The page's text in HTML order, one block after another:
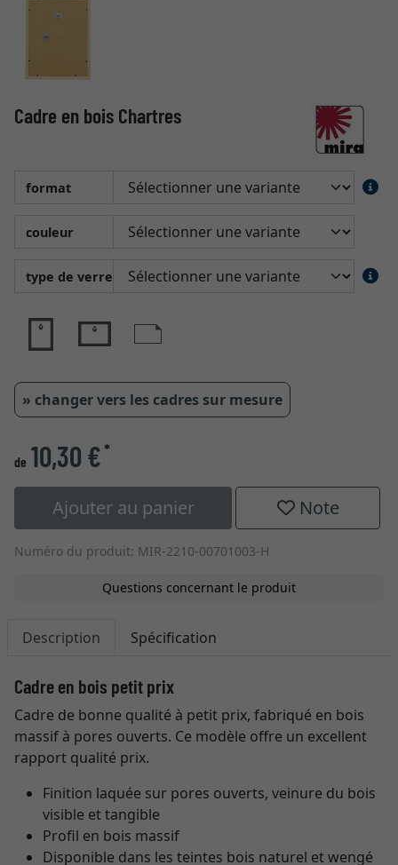
Cadre en bois Chartres
format
couleur
type de verre
» changer vers les cadres sur mesure
de 10,30 €*
Ajouter au panier Note
Numéro du produit: MIR-2210-00701003-H
Questions concernant le produit
Description Spécification
Cadre en bois petit prix
Cadre de bonne qualité à petit prix, fabriqué en bois
massif à pores ouverts. Ce modèle offre un excellent
rapport qualité prix.
Finition laquée sur pores ouverts, veinure du bois
visible et tangible
Profil en bois massif
Disponible dans les teintes bois naturel et wengé